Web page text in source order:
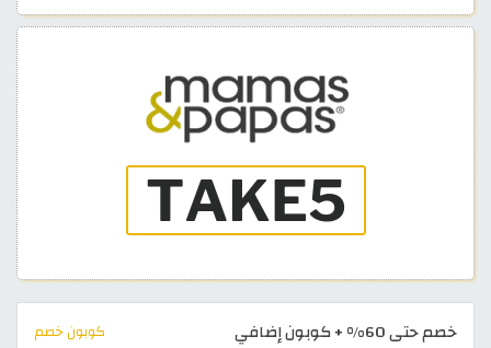
خصم حتى 60% + كوبون إضافي كوبون خصم